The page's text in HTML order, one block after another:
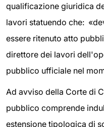
qualificazione giuridica
lavori statuendo che:
essere ritenuto atto
direttore dei lavori
pubblico ufficiale nel
Ad avviso della Corte di
pubblico comprende
estensione tipologica di